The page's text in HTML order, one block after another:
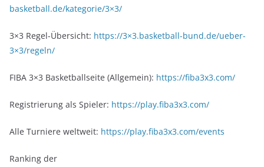
basketball.de/kategorie/3×3/
3×3 Regel-Übersicht: https://3×3.basketball-bund.de/ueber-
3×3/regeln/
FIBA 3×3 Basketballseite (Allgemein): https://fiba3x3.com/
Registrierung als Spieler: https://play.fiba3x3.com/
Alle Turniere weltweit: https://play.fiba3x3.com/events
Ranking der